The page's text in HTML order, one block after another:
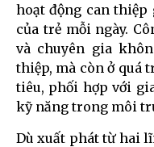
hoạt động can thiệp
của trẻ mỗi ngày.
và chuyên gia
thiệp, mà còn ở quá
tiêu, phối hợp với
kỹ năng trong môi
Dù xuất phát từ hai